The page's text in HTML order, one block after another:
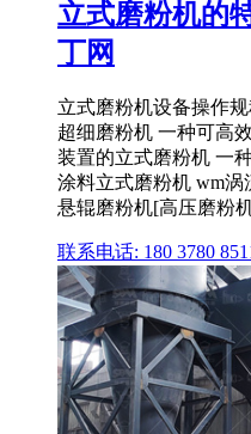
立式磨粉机的
丁网
立式磨粉机设备操作
超细磨粉机 一种可高
装置的立式磨粉机 一
涂料立式磨粉机 wm涡
悬辊磨粉机[高压磨粉
联系电话: 180 3780